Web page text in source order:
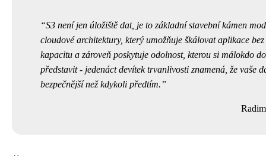
S3 není jen úložiště dat, je to základní stavební kámen
cloudové architektury, který umožňuje škálovat aplikace
kapacitu a zároveň poskytuje odolnost, kterou si málokdo
představit - jedenáct devítek trvanlivosti znamená, že vaše
bezpečnější než kdykoli předtím.